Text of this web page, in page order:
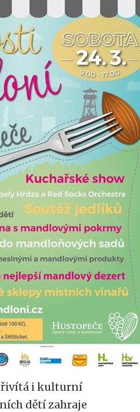
i kulturní
dětí zahraje